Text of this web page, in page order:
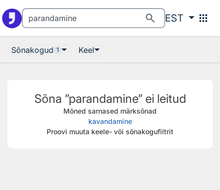
search EST apps
Sõnakogud 1 Keel
Sõna ”parandamine” ei leitud
Mõned sarnased märksõnad
kavandamine
Proovi muuta keele- või sõnakogufiltrit